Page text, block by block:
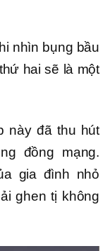
nhìn bụng bầu
hai sẽ là một
này đã thu hút
đồng mạng.
gia đình nhỏ
ghen tị không